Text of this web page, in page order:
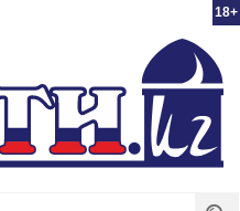
18+